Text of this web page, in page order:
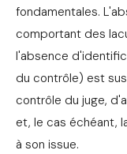
fondamentales.
comportant des
l'absence
du contrôle) est
contrôle du juge,
et, le cas échéant,
à son issue.